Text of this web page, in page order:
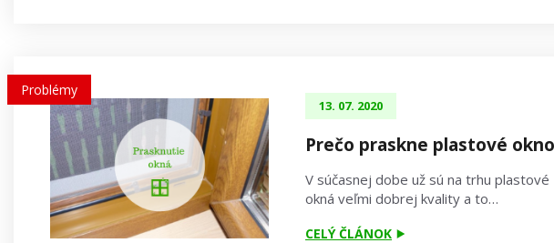
Problémy
13. 07. 2020
Prečo praskne plastové okno
V súčasnej dobe už sú na trhu plastové
okná veľmi dobrej kvality a to…
CELÝ ČLÁNOK